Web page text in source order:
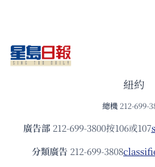
紐約
總機 212-699-
廣告部212-699-3800按106或107
分類廣告 212-699-3808